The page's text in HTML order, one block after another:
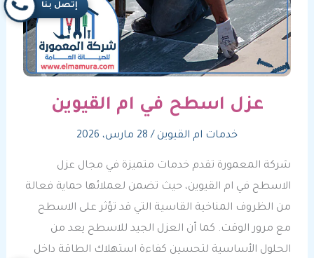
عزل اسطح في ام القيوين
خدمات ام القيوين / 28 مارس، 2026
شركة المعمورة تقدم خدمات متميزة في مجال عزل
الاسطح في ام القيوين، حيث تضمن لعملائها حماية فعالة
من الظروف المناخية القاسية التي قد تؤثر على الاسطح
مع مرور الوقت. كما أن العزل الجيد للاسطح يعد من
الحلول الأساسية لتحسين كفاءة استهلاك الطاقة داخل
إتصل بنا